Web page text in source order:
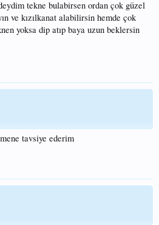
tekne bulabirsen ordan çok güzel
ve kızılkanat alabilirsin hemde çok
yoksa dip atıp baya uzun beklersin
tavsiye ederim